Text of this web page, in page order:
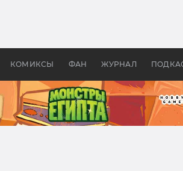
КОМИКСЫ ФАН ЖУРНАЛ
Древней Грецией